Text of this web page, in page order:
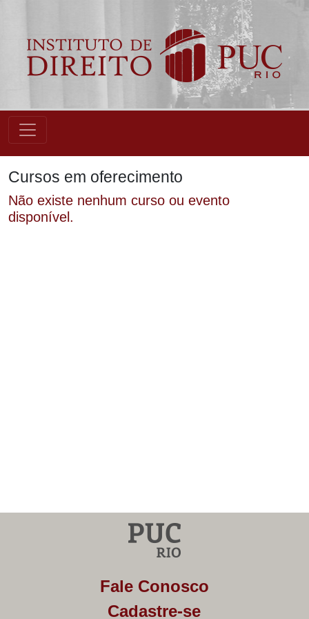
Cursos em oferecimento
Não existe nenhum curso ou evento
disponível.
Fale Conosco
Cadastre-se